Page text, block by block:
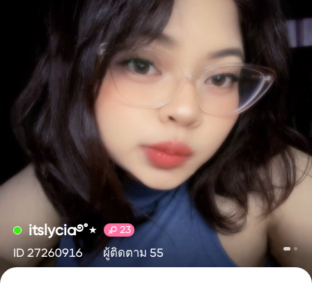
itslycia࿔˚⋆ 23
ID 27260916 ผู้ติดตาม 55